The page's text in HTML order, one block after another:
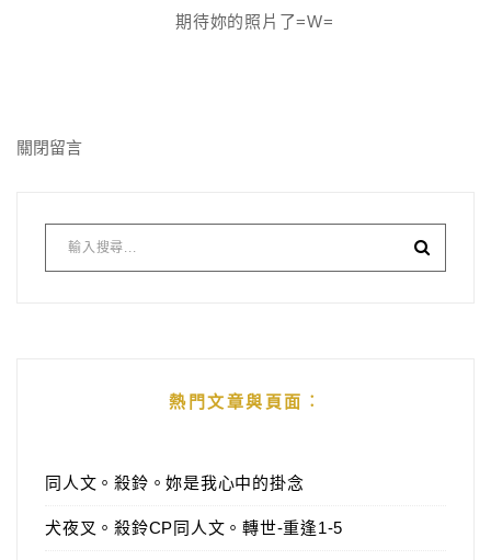
期待妳的照片了=W=
關閉留言
熱門文章與頁面︰
同人文。殺鈴。妳是我心中的掛念
犬夜叉。殺鈴CP同人文。轉世-重逢1-5